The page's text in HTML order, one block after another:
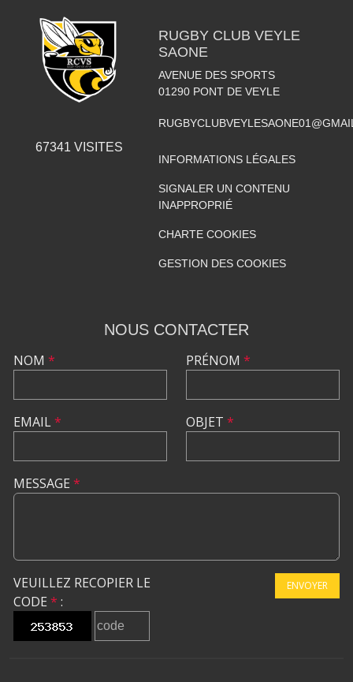
67341 VISITES
RUGBY CLUB VEYLE
SAONE
AVENUE DES SPORTS
01290 PONT DE VEYLE
INFORMATIONS LÉGALES
SIGNALER UN CONTENU
INAPPROPRIÉ
CHARTE COOKIES
GESTION DES COOKIES
NOUS CONTACTER
NOM *
EMAIL*
PRÉNOM *
OBJET *
MESSAGE *
VEUILLEZ RECOPIER LE
CODE * :
ENVOYER